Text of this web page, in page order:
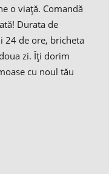
o viață. Comandă
Durata de
24 de ore, bricheta
zi. Îți dorim
cu noul tău